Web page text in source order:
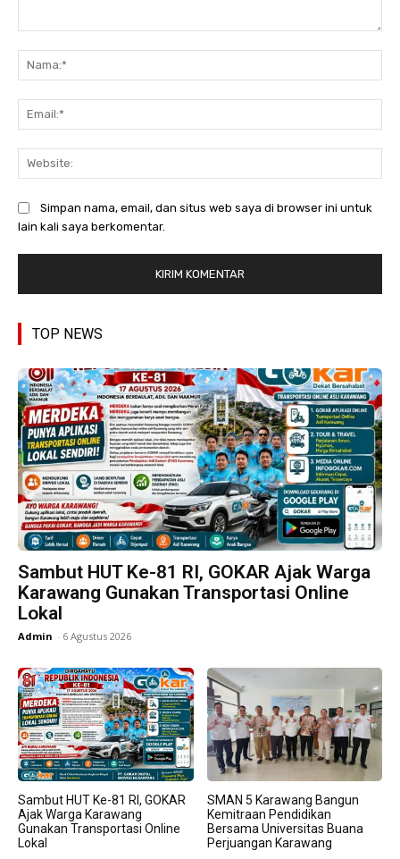
Simpan nama, email, dan situs web saya di browser ini untuk
lain kali saya berkomentar.
TOP NEWS
Sambut HUT Ke-81 RI, GOKAR Ajak Warga
Karawang Gunakan Transportasi Online
Lokal
Admin - 6 Agustus 2026
Sambut HUT Ke-81 RI, GOKAR
Ajak Warga Karawang
Gunakan Transportasi Online
Lokal
SMAN 5 Karawang Bangun
Kemitraan Pendidikan
Bersama Universitas Buana
Perjuangan Karawang